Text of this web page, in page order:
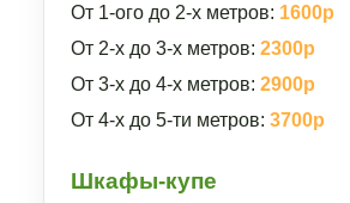
От 1-ого до 2-х метров: 1600р
От 2-х до 3-х метров: 2300р
От 3-х до 4-х метров: 2900р
От 4-х до 5-ти метров: 3700р
Шкафы-купе